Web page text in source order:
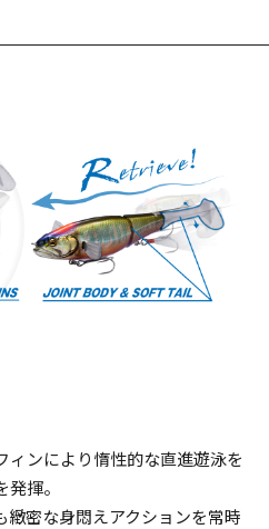
ィンにより惰性的な直進遊泳を
揮。
緻密な身悶えアクションを常時